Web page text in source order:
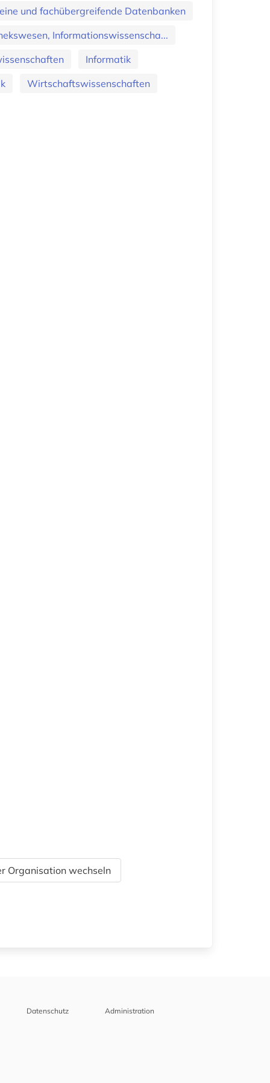
und fachübergreifende Datenbanken
Informationswissenscha...
Informatik
Wirtschaftswissenschaften
Organisation wechseln
Datenschutz Administration